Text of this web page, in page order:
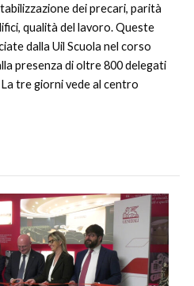
dei precari, parità
qualità del lavoro. Queste
dalla Uil Scuola nel corso
presenza di oltre 800 delegati
tre giorni vede al centro